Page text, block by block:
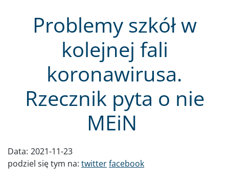
Problemy szkół w
kolejnej fali
koronawirusa.
Rzecznik pyta o nie
MEiN
Data: 2021-11-23
podziel się tym na: twitterfacebook